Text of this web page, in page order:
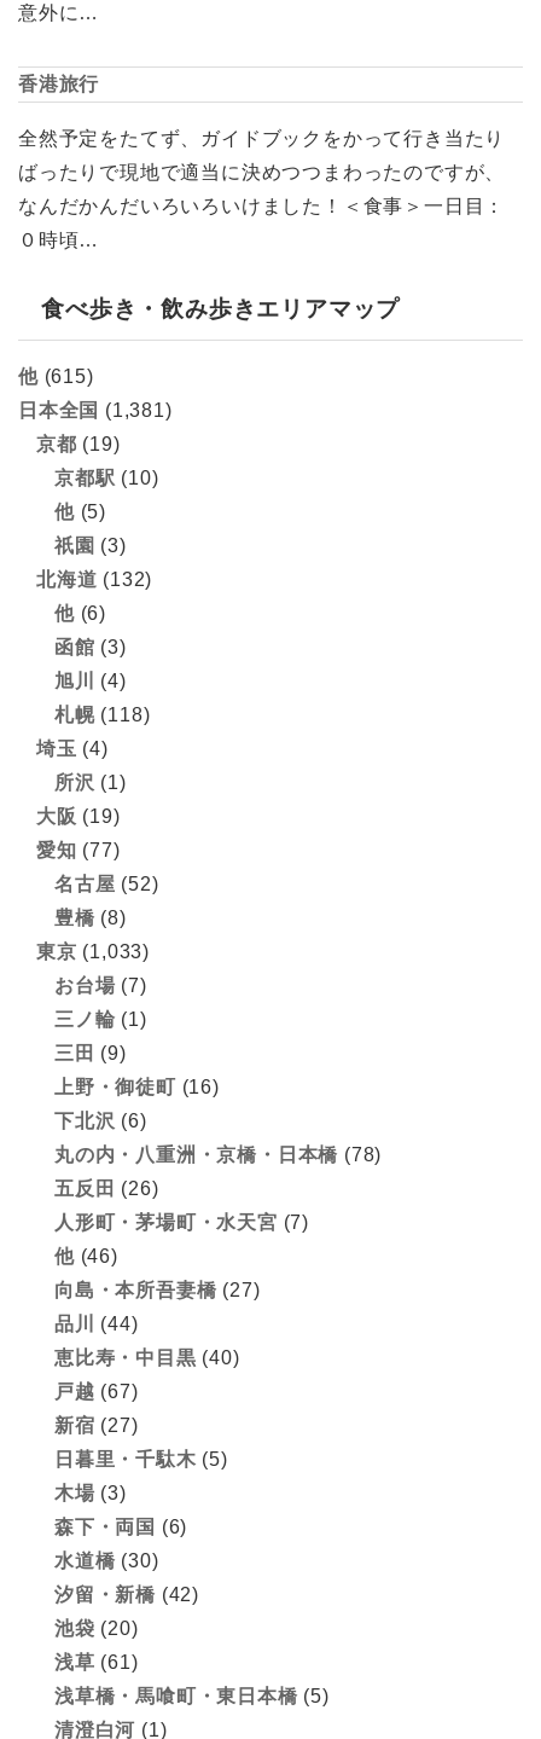
意外に…
香港旅行
全然予定をたてず、ガイドブックをかって行き当たり
ばったりで現地で適当に決めつつまわったのですが、
なんだかんだいろいろいけました！＜食事＞一日目：
０時頃…
食べ歩き・飲み歩きエリアマップ
他(615)
日本全国 (1,381)
京都 (19)
京都駅 (10)
他(5)
祇園 (3)
北海道 (132)
他(6)
函館 (3)
旭川
(4)
札幌(118)
埼玉 (4)
所沢 (1)
大阪 (19)
愛知 (77)
名古屋 (52)
豊橋 (8)
東京 (1,033)
お台場 (7)
三ノ輪 (1)
三田 (9)
上野・御徒町 (16)
下北沢 (6)
丸の内・八重洲・京橋・日本橋 (78)
五反田 (26)
人形町・茅場町・水天宮 (7)
他(46)
向島・本所吾妻橋 (27)
品川
(44)
恵比寿・中目黒 (40)
戸越 (67)
新宿 (27)
日暮里・千駄木 (5)
木場 (3)
森下・両国 (6)
水道橋 (30)
汐留・新橋 (42)
池袋 (20)
浅草 (61)
浅草橋・馬喰町・東日本橋 (5)
清澄白河 (1)